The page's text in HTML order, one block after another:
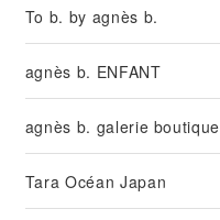
To b. by agnès b.
agnès b. ENFANT
agnès b. galerie boutique
Tara Océan Japan